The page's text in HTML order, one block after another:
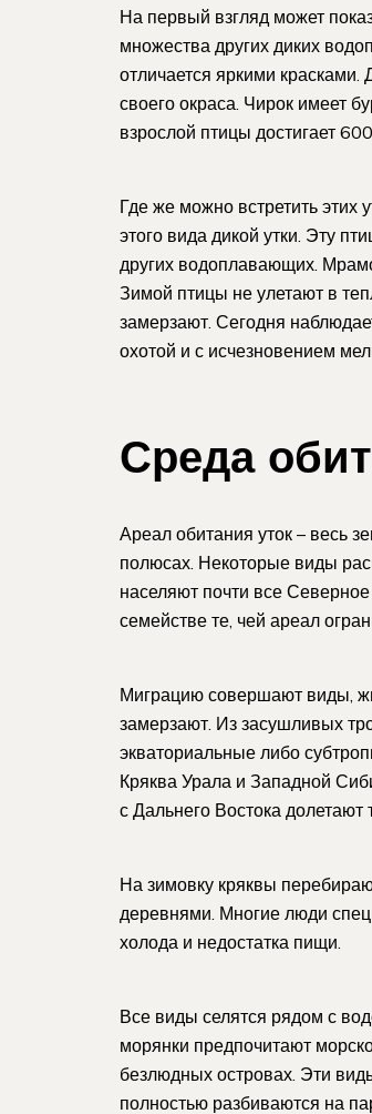
На первый взгляд может
множества других диких
отличается яркими
своего окраса. Чирок имеет
взрослой птицы достигает
Где же можно встретить этих
этого вида дикой утки. Эту
других водоплавающих.
Зимой птицы не улетают в
замерзают. Сегодня
охотой и с исчезновением
Среда
Ареал обитания уток – весь
полюсах. Некоторые виды
населяют почти все
семействе те, чей ареал
Миграцию совершают виды,
замерзают. Из засушливых
экваториальные либо
Кряква Урала и Западной
с Дальнего Востока
На зимовку кряквы
деревнями. Многие люди
холода и недостатка пищи.
Все виды селятся рядом с
морянки предпочитают
безлюдных островах. Эти
полностью разбиваются на